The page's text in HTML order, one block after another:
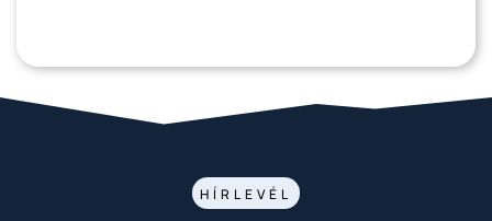
HÍRLEVÉL